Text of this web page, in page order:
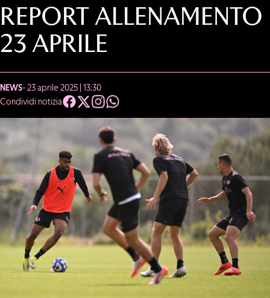
REPORT ALLENAMENTO
23 APRILE
NEWS- 23 aprile 2025 | 13:30
Condividi notizia